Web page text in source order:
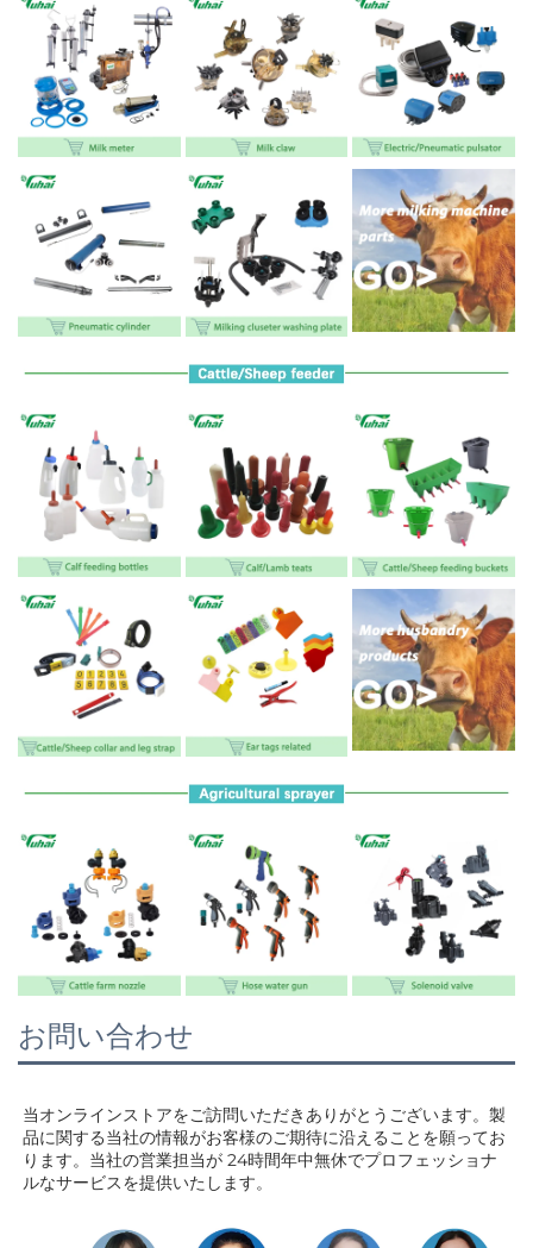
お問い合わせ
当オンラインストアをご訪問いただきありがとうございます。製
品に関する当社の情報がお客様のご期待に沿えることを願ってお
ります。当社の営業担当が 24時間年中無休でプロフェッショナ
ルなサービスを提供いたします。